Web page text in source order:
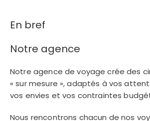
En bref
Notre agence
Notre agence de voyage crée des
« sur mesure », adaptés à vos
vos envies et vos contraintes
Nous rencontrons chacun de nos
confidentialité.